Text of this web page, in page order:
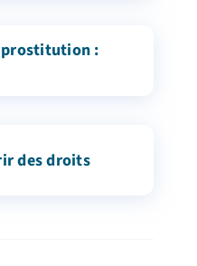
prostitution :
des droits